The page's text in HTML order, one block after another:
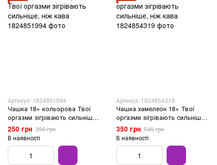
Артикул: 1824851994
Чашка 18+ кольорова Твої
оргазми зігрівають сильніше,
ніж кава
250 грн 390 грн
В наявності
Артикул: 1824854319
Чашка хамелеон 18+ Твої
оргазми зігрівають сильніше,
ніж кава
350 грн 546 грн
В наявності